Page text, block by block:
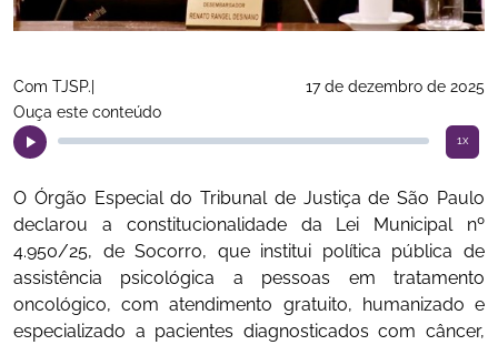
Com TJSP.|
17 de dezembro de 2025
Ouça este conteúdo
1x
O Órgão Especial do Tribunal de Justiça de São Paulo
declarou a constitucionalidade da Lei Municipal nº
4.950/25, de Socorro, que institui política pública de
assistência psicológica a pessoas em tratamento
oncológico, com atendimento gratuito, humanizado e
especializado a pacientes diagnosticados com câncer,